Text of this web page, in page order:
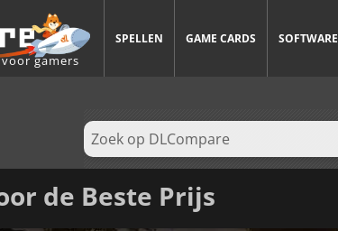
gamers
SPELLEN GAME CARDS SOFTWARE
de Beste Prijs